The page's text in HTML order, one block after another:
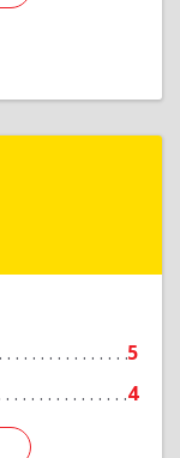
5
4